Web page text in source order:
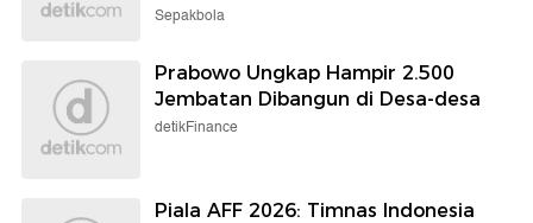
Sepakbola
Prabowo Ungkap Hampir 2.500
Jembatan Dibangun di Desa-desa
detikFinance
Piala AFF 2026: Timnas Indonesia